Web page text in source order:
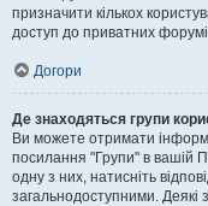
призначити кількох
доступ до приватних
Догори
Де знаходяться групи
Ви можете отримати
посилання "Групи" в вашій
одну з них, натисніть
загальнодоступними. Деякі